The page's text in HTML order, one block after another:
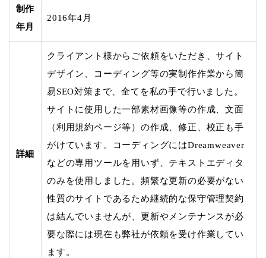
制作
年月
2016年4月
詳細
クライアント様からご依頼をいただき、サイト
デザイン、コーディング等の実制作作業から簡
易SEO対策まで、全てを私の手で行いました。
サイトに使用した一部素材画像等の作成、文面
（利用規約ページ等）の作成、修正、校正も手
がけています。コーディングにはDreamweaver
などの専用ツールを用いず、テキストエディタ
のみを使用しました。頻繁な更新の必要がない
性質のサイトであるため継続的な保守管理契約
は結んでいませんが、更新やメンテナンスが必
要な際には現在も弊社が依頼を受け作業してい
ます。